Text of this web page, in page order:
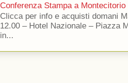
Conferenza Stampa a Montecitorio
Clicca per info e acquisti domani
12.00 – Hotel Nazionale – Piazza
in...